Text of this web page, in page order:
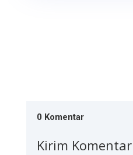
0 Komentar
Kirim Komentar